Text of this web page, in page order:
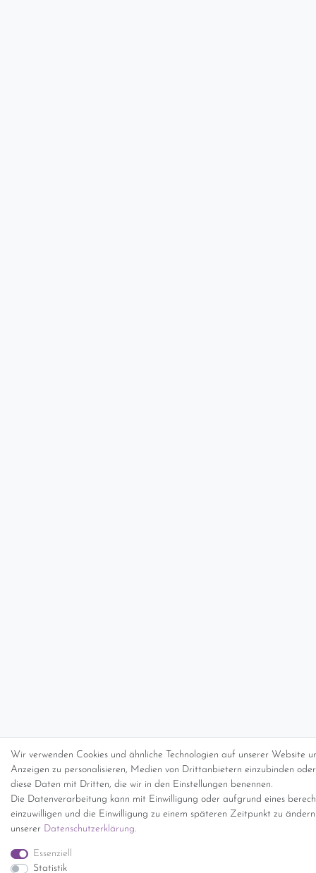
Wir verwenden Cookies und ähnliche Technologien auf unserer Website
Anzeigen zu personalisieren, Medien von Drittanbietern einzubinden
diese Daten mit Dritten, die wir in den Einstellungen benennen.
Die Datenverarbeitung kann mit Einwilligung oder aufgrund eines
einzuwilligen und die Einwilligung zu einem späteren Zeitpunkt zu
unserer Daten­schutz­erklärung.
Essenziell
Statistik